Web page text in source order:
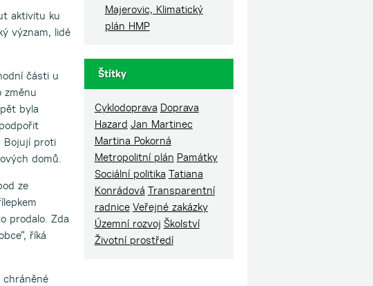
aktivitu ku
význam, lidé
části u
změnu
byla
Bojují proti
domů.
ze
prodalo. Zda
říká
Majerovic, Klimatický
plán HMP
Štítky
Cyklodoprava Doprava
Hazard Jan Martinec
Martina Pokorná
Metropolitní plán Památky
Sociální politika Tatiana
Konrádová Transparentní
radnice Veřejné zakázky
Územní rozvoj Školství
Životní prostředí